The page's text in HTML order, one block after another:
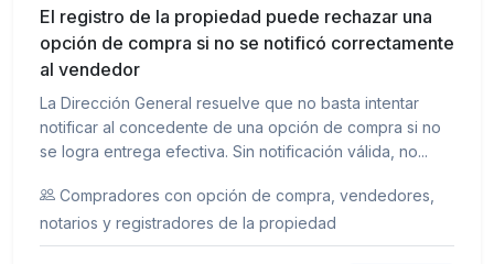
El registro de la propiedad puede rechazar una
opción de compra si no se notificó correctamente
al vendedor
La Dirección General resuelve que no basta intentar
notificar al concedente de una opción de compra si no
se logra entrega efectiva. Sin notificación válida, no...
Compradores con opción de compra, vendedores,
notarios y registradores de la propiedad